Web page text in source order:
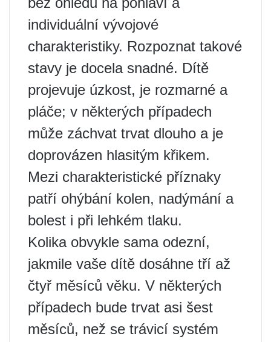
individuální vývojové
charakteristiky. Rozpoznat takové
stavy je docela snadné. Dítě
projevuje úzkost, je rozmarné a
pláče; v některých případech
může záchvat trvat dlouho a je
doprovázen hlasitým křikem.
Mezi charakteristické příznaky
patří ohýbání kolen, nadýmání a
bolest i při lehkém tlaku.
Kolika obvykle sama odezní,
jakmile vaše dítě dosáhne tří až
čtyř měsíců věku. V některých
případech bude trvat asi šest
měsíců, než se trávicí systém